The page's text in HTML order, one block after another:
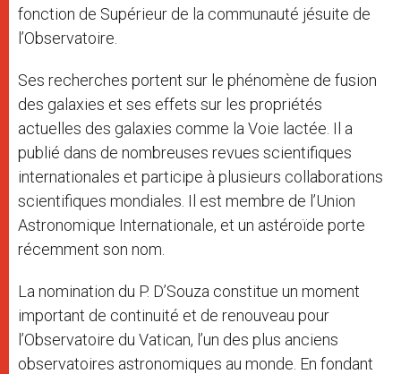
fonction de Supérieur de la communauté jésuite de
l’Observatoire.
Ses recherches portent sur le phénomène de fusion
des galaxies et ses effets sur les propriétés
actuelles des galaxies comme la Voie lactée. Il a
publié dans de nombreuses revues scientifiques
internationales et participe à plusieurs collaborations
scientifiques mondiales. Il est membre de l’Union
Astronomique Internationale, et un astéroïde porte
récemment son nom.
La nomination du P. D’Souza constitue un moment
important de continuité et de renouveau pour
l’Observatoire du Vatican, l’un des plus anciens
observatoires astronomiques au monde. En fondant